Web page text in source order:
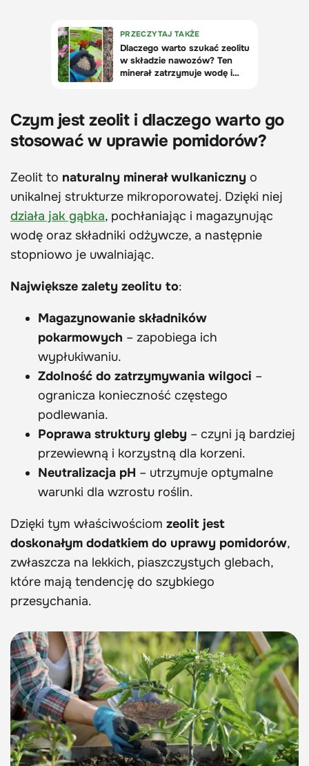
Czym jest zeolit i dlaczego warto go
stosować w uprawie pomidorów?
Zeolit to naturalny minerał wulkaniczny o
unikalnej strukturze mikroporowatej. Dzięki niej
działa jak gąbka, pochłaniając i magazynując
wodę oraz składniki odżywcze, a następnie
stopniowo je uwalniając.
Największe zalety zeolitu to:
Magazynowanie składników
pokarmowych – zapobiega ich
wypłukiwaniu.
Zdolność do zatrzymywania wilgoci –
ogranicza konieczność częstego
podlewania.
Poprawa struktury gleby – czyni ją bardziej
przewiewną i korzystną dla korzeni.
Neutralizacja pH – utrzymuje optymalne
warunki dla wzrostu roślin.
Dzięki tym właściwościom zeolit jest
doskonałym dodatkiem do uprawy pomidorów,
zwłaszcza na lekkich, piaszczystych glebach,
które mają tendencję do szybkiego
przesychania.